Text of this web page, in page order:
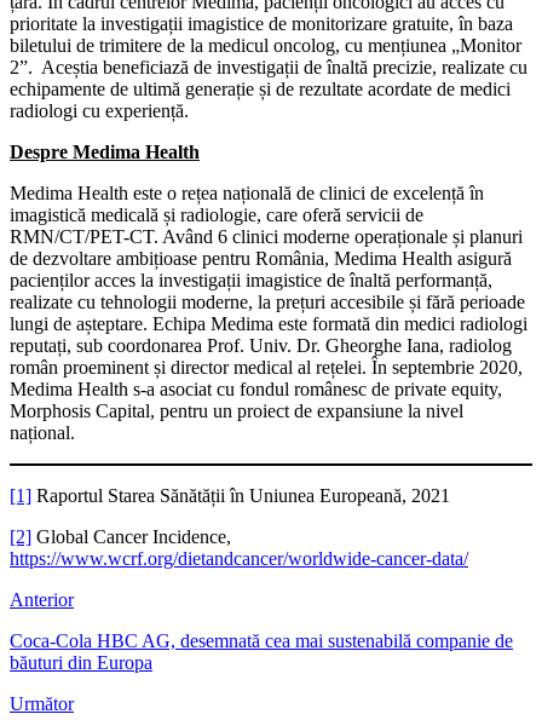
prioritate la investigații imagistice de monitorizare gratuite, în baza
biletului de trimitere de la medicul oncolog, cu mențiunea „Monitor
2”. Aceștia beneficiază de investigații de înaltă precizie, realizate cu
echipamente de ultimă generație și de rezultate acordate de medici
radiologi cu experiență.
Despre Medima Health
Medima Health este o rețea națională de clinici de excelență în
imagistică medicală și radiologie, care oferă servicii de
RMN/CT/PET-CT. Având 6 clinici moderne operaționale și planuri
de dezvoltare ambițioase pentru România, Medima Health asigură
pacienților acces la investigații imagistice de înaltă performanță,
realizate cu tehnologii moderne, la prețuri accesibile și fără perioade
lungi de așteptare. Echipa Medima este formată din medici radiologi
reputați, sub coordonarea Prof. Univ. Dr. Gheorghe Iana, radiolog
român proeminent și director medical al rețelei. În septembrie 2020,
Medima Health s-a asociat cu fondul românesc de private equity,
Morphosis Capital, pentru un proiect de expansiune la nivel
național.
[1] Raportul Starea Sănătății în Uniunea Europeană, 2021
[2] Global Cancer Incidence,
https://www.wcrf.org/dietandcancer/worldwide-cancer-data/
Anterior
Coca-Cola HBC AG, desemnată cea mai sustenabilă companie de
băuturi din Europa
Următor